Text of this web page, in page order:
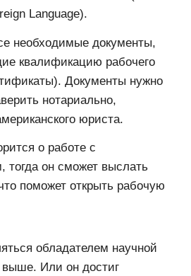
Language).
необходимые документы,
квалификацию рабочего
Документы нужно
нотариально,
юриста.
о работе с
тогда он сможет выслать
поможет открыть рабочую
обладателем научной
выше. Или он достиг